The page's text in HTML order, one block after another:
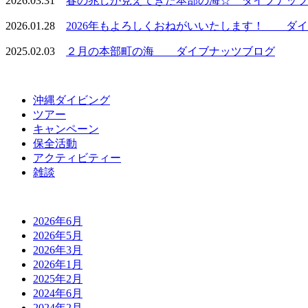
2026.01.28 2026年もよろしくおねがいいたします！ ダイ
2025.02.03 ２月の本部町の海 ダイブナッツブログ
沖縄ダイビング
ツアー
キャンペーン
保全活動
アクティビティー
雑談
2026年6月
2026年5月
2026年3月
2026年1月
2025年2月
2024年6月